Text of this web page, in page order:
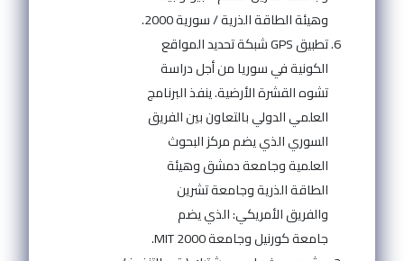
وهيئة الطاقة الذرية / سورية 2000.
تطبيق GPS شبكة تحديد المواقع
الكونية في سوريا من أجل دراسة
تشوه القشرة الأرضية. ينفذ البرنامج
العلمي الدولي بالتعاون بين الفريق
السوري الذي يضم مركز البحوث
العلمية وجامعة دمشق وهيئة
الطاقة الذرية وجامعة تشرين
والفريق الأمريكي: الذي يضم
جامعة كورنيل وجامعة MIT 2000.